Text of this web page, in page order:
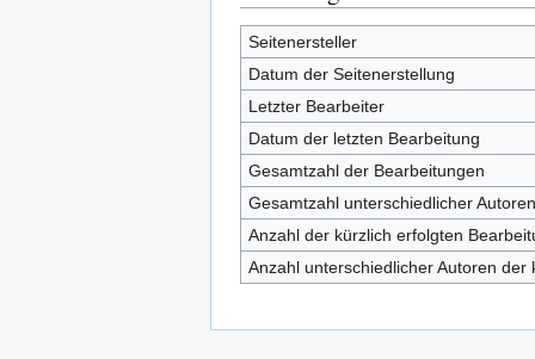
Seitenersteller
Datum der Seitenerstellung
Letzter Bearbeiter
Datum der letzten Bearbeitung
Gesamtzahl der Bearbeitungen
Gesamtzahl unterschiedlicher Autoren
Anzahl der kürzlich erfolgten
Anzahl unterschiedlicher Autoren